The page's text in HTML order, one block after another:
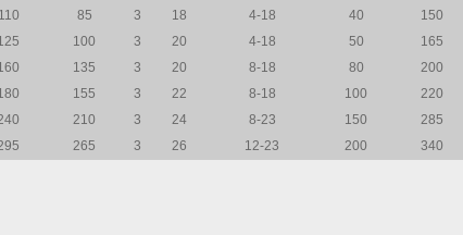
110 85 3 18 4-18 40 150
100 3 20 4-18 50 165
135 3 20 8-18 80 200
155 3 22 8-18 100 220
210 3 24 8-23 150 285
265 3 26 12-23 200 340